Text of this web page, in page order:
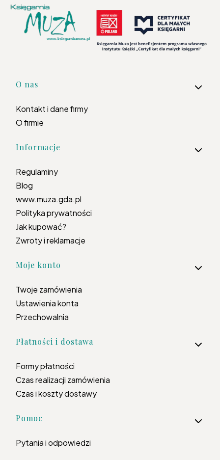
Linki w stopce
O nas
Kontakt i dane firmy
O firmie
Informacje
Regulaminy
Blog
www.muza.gda.pl
Polityka prywatności
Jak kupować?
Zwroty i reklamacje
Moje konto
Twoje zamówienia
Ustawienia konta
Przechowalnia
Płatności i dostawa
Formy płatności
Czas realizacji zamówienia
Czas i koszty dostawy
Pomoc
Pytania i odpowiedzi